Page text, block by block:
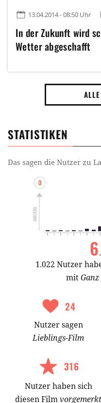
13.04.2014 - 08:50 Uhr
In der Zukunft wird
Wetter abgeschafft
STATISTIKEN
Das sagen die Nutzer zu
6
1.022 Nutzer
mit
24
Nutzersagen
Lieblings-Film
316
Nutzerhabensich
diesen Filmvorgemerkt